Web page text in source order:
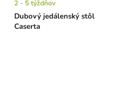
Dubový jedálenský stôl
Caserta
2 - 5 týždňov